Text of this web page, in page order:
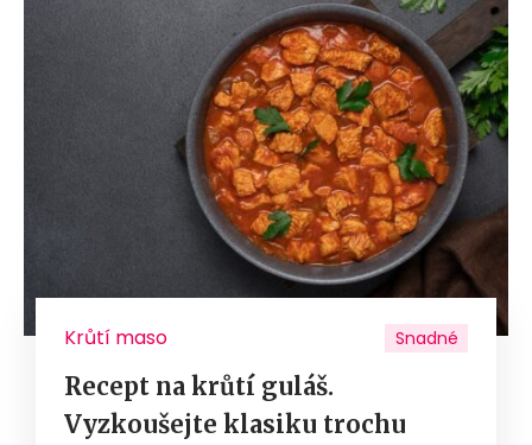
Krůtí maso Snadné
Recept na krůtí guláš.
Vyzkoušejte klasiku trochu